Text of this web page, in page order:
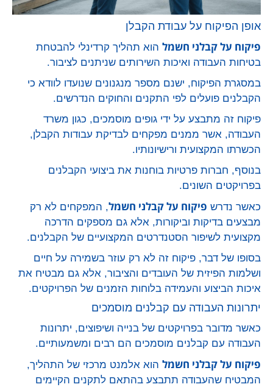
אופן הפיקוח על עבודת הקבלן
פיקוח על קבלני חשמלהוא תהליך קרדינלי להבטחת
בטיחות העבודה ואיכות השירותים שניתנים לציבור.
במסגרת הפיקוח, ישנם מספר מנגנונים שנועדו לוודא כי
הקבלנים פועלים לפי התקנים והחוקים הנדרשים.
פיקוח זה מתבצע על ידי גופים מוסמכים, כגון משרד
העבודה, אשר ממנים מפקחים לבדיקת עבודות הקבלן,
הכשרתו המקצועית ורישיונותיו.
בנוסף, חברות פרטיות בוחנות את ביצועי הקבלנים
בפרויקטים השונים.
כאשר נדרש פיקוח על קבלני חשמל, המפקחים לא רק
מבצעים בדיקות וביקורות, אלא גם מספקים הדרכה
מקצועית לשיפור הסטנדרטים המקצועיים של הקבלנים.
בסופו של דבר, פיקוח זה לא רק עוזר בשמירה על חיים
ושלמות הפיזית של העובדים והציבור, אלא גם מבטיח את
איכות הביצוע והעמידה בלוחות הזמנים של הפרויקטים.
יתרונות העבודה עם קבלנים מוסמכים
כאשר מדובר בפרויקטים של בנייה ושיפוצים, יתרונות
העבודה עם קבלנים מוסמכים הם רבים ומשמעותיים.
פיקוח על קבלני חשמלהוא אלמנט מרכזי של התהליך,
המבטיח שהעבודה תתבצע בהתאם לתקנים הקיימים